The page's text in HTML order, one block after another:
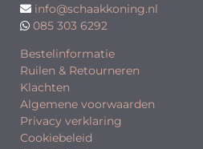
info@schaakkoning.nl
085 303 6292
Bestelinformatie
Ruilen & Retourneren
Klachten
Algemene voorwaarden
Privacy verklaring
Cookiebeleid